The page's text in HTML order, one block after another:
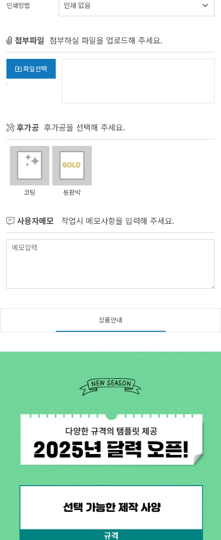
인쇄방법
첨부파일 첨부하실 파일을 업로드해 주세요.
파일선택
후가공 후가공을 선택해 주세요.
코팅 동판박
사용자메모 작업시 메모사항을 입력해 주세요.
상품안내